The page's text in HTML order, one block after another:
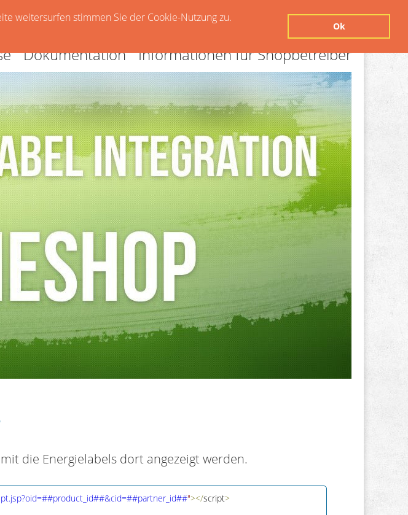
weitersurfen stimmen Sie der Cookie-Nutzung zu.
Ok
Dokumentation Informationen für Shopbetreiber
die Energielabels dort angezeigt werden.
"></script>